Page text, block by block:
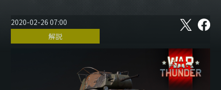
2020-02-26 07:00 X フ
ェ
ッ
ク
解説